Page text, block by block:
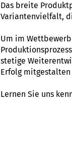
Das breite
Variantenvielfalt,
Um im
stetige
Erfolg
Lernen Sie uns